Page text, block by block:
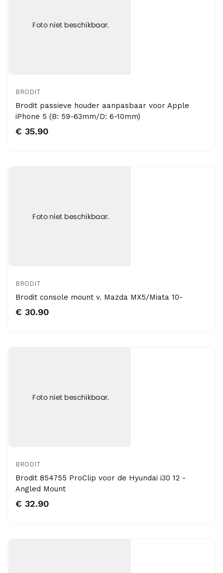
BRODIT
Brodit passieve houder aanpasbaar voor Apple
iPhone 5 (B: 59-63mm/D: 6-10mm)
€ 35.90
BRODIT
Brodit console mount v. Mazda MX5/Miata 10-
€ 30.90
BRODIT
Brodit 854755 ProClip voor de Hyundai i30 12 -
Angled Mount
€ 32.90